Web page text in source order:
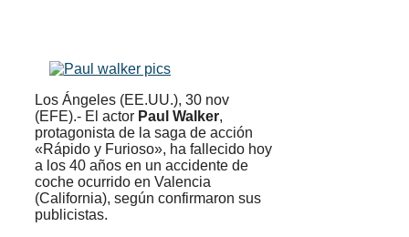
Los Ángeles (EE.UU.), 30 nov
(EFE).- El actor Paul Walker,
protagonista de la saga de acción
«Rápido y Furioso», ha fallecido hoy
a los 40 años en un accidente de
coche ocurrido en Valencia
(California), según confirmaron sus
publicistas.